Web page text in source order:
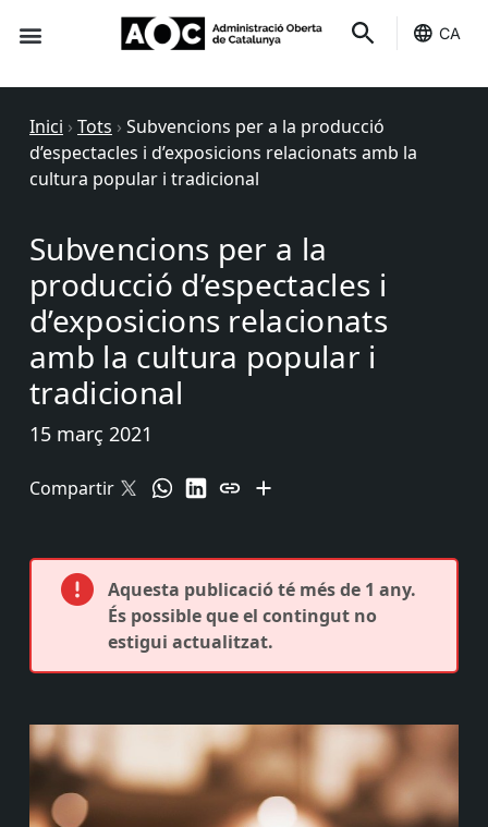
CA
Inici › Tots › Subvencions per a la producció
d’espectacles i d’exposicions relacionats amb la
cultura popular i tradicional
Subvencions per a la
producció d’espectacles i
d’exposicions relacionats
amb la cultura popular i
tradicional
15 març 2021
Compartir
Aquesta publicació té més de 1 any.
És possible que el contingut no
estigui actualitzat.